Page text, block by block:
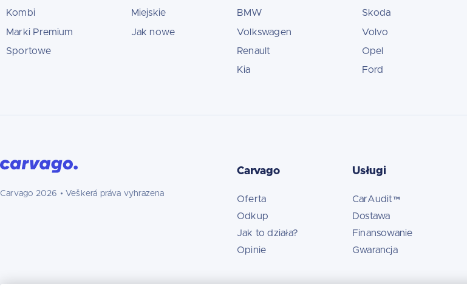
Kombi
Miejskie
Marki Premium
Jak nowe
Sportowe
BMW
Skoda
Volkswagen
Volvo
Renault
Opel
Kia
Ford
Carvago 2026 • Veškerá práva vyhrazena
Carvago
Oferta
Odkup
Jak to działa?
Opinie
Usługi
CarAudit™
Dostawa
Finansowanie
Gwarancja